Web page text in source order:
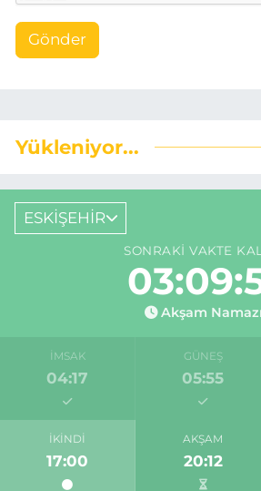
Gönder
Yükleniyor...
ESKİŞEHİR
SONRAKI VAKTE
Akşam Namazı
İMSAK
04:17
GÜNEŞ
05:55
İKINDI
17:00
AKŞAM
20:12